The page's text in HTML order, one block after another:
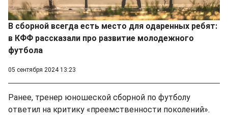
В сборной всегда есть место для одаренных ребят:
в КФФ рассказали про развитие молодежного
футбола
05 сентября 2024 13:23
Ранее, тренер юношеской сборной по футболу
ответил на критику «преемственности поколений».